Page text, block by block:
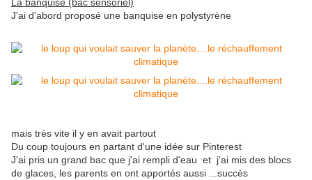
J'ai d'abord proposé une banquise en polystyrène
mais très vite il y en avait partout
Du coup toujours en partant d'une idée sur Pinterest
J'ai pris un grand bac que j'ai rempli d'eau et j'ai mis des blocs
de glaces, les parents en ont apportés aussi ...succès